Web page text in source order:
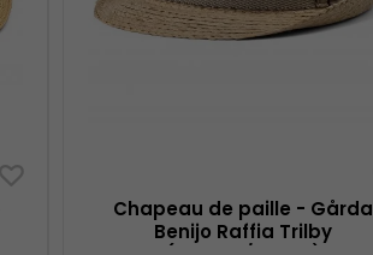
Chapeau de paille - Gårda
Benijo Raffia Trilby